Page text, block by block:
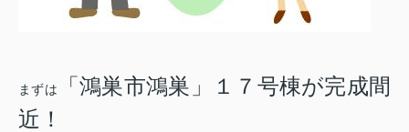
まずは
「鴻巣市鴻巣」１７号棟が完成間
近！